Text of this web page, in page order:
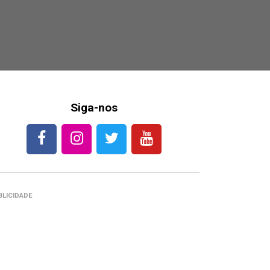
Siga-nos